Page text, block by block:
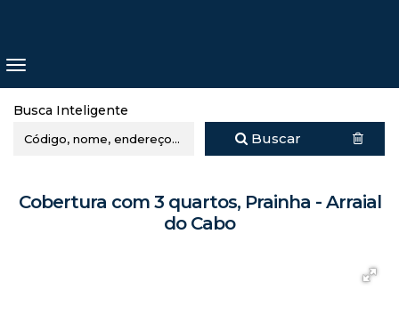
Busca Inteligente
Buscar
Cobertura com 3 quartos, Prainha - Arraial
do Cabo